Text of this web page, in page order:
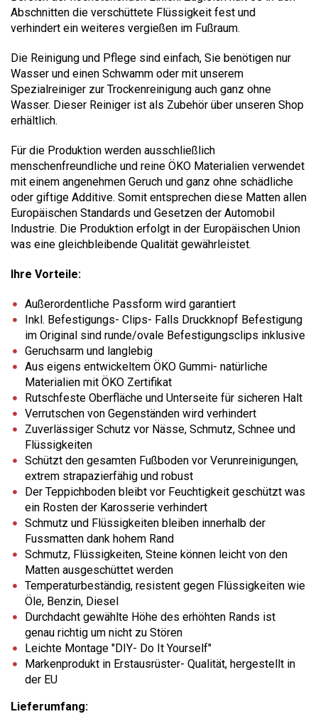
Abschnitten die verschüttete Flüssigkeit fest und
verhindert ein weiteres vergießen im Fußraum.
Die Reinigung und Pflege sind einfach, Sie benötigen nur
Wasser und einen Schwamm oder mit unserem
Spezialreiniger zur Trockenreinigung auch ganz ohne
Wasser. Dieser Reiniger ist als Zubehör über unseren Shop
erhältlich.
Für die Produktion werden ausschließlich
menschenfreundliche und reine ÖKO Materialien verwendet
mit einem angenehmen Geruch und ganz ohne schädliche
oder giftige Additive. Somit entsprechen diese Matten allen
Europäischen Standards und Gesetzen der Automobil
Industrie. Die Produktion erfolgt in der Europäischen Union
was eine gleichbleibende Qualität gewährleistet.
Ihre Vorteile:
Außerordentliche Passform wird garantiert
Inkl. Befestigungs- Clips- Falls Druckknopf Befestigung
im Original sind runde/ovale Befestigungsclips inklusive
Geruchsarm und langlebig
Aus eigens entwickeltem ÖKO Gummi- natürliche
Materialien mit ÖKO Zertifikat
Rutschfeste Oberfläche und Unterseite für sicheren Halt
Verrutschen von Gegenständen wird verhindert
Zuverlässiger Schutz vor Nässe, Schmutz, Schnee und
Flüssigkeiten
Schützt den gesamten Fußboden vor Verunreinigungen,
extrem strapazierfähig und robust
Der Teppichboden bleibt vor Feuchtigkeit geschützt was
ein Rosten der Karosserie verhindert
Schmutz und Flüssigkeiten bleiben innerhalb der
Fussmatten dank hohem Rand
Schmutz, Flüssigkeiten, Steine können leicht von den
Matten ausgeschüttet werden
Temperaturbeständig, resistent gegen Flüssigkeiten wie
Öle, Benzin, Diesel
Durchdacht gewählte Höhe des erhöhten Rands ist
genau richtig um nicht zu Stören
Leichte Montage "DIY- Do It Yourself"
Markenprodukt in Erstausrüster- Qualität, hergestellt in
der EU
Lieferumfang: